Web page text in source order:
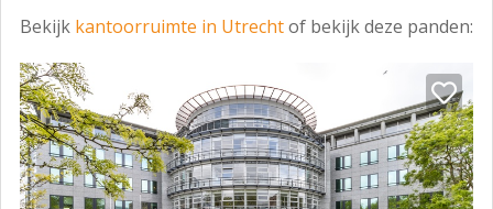
• Hoogwaardige afwerking;
• Moderne pantry-/loungevoorzieningen;
• Professionele en representatieve uitstraling;
• Instapklare werkplekken;
Bekijk kantoorruimte in Utrechtof bekijk deze panden: